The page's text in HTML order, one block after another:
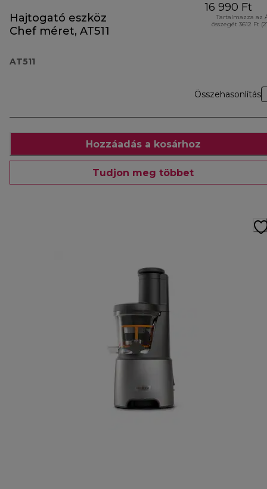
Hajtogató eszköz
Chef méret, AT511
AT511
16 990 Ft
Tartalmazza az
összegét 3612 Ft
Összehasonlítás
Hozzáadás a kosárhoz
Tudjon meg többet